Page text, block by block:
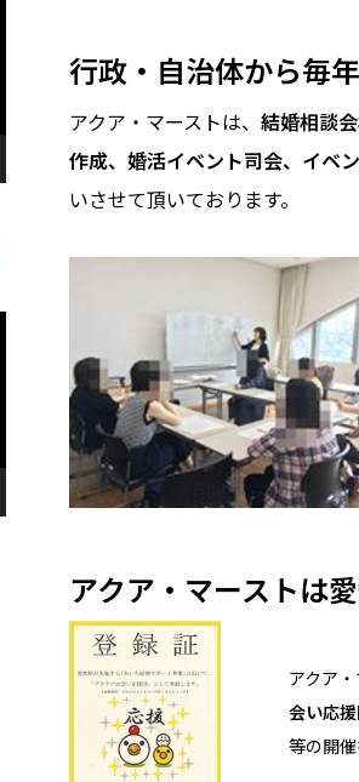
行政・自治体から毎
アクア・マーストは、 結婚相談
作成、婚活イベント司会、イベ
いさせて頂いております。
アクア・マーストは
アクア
会い応援
等の開